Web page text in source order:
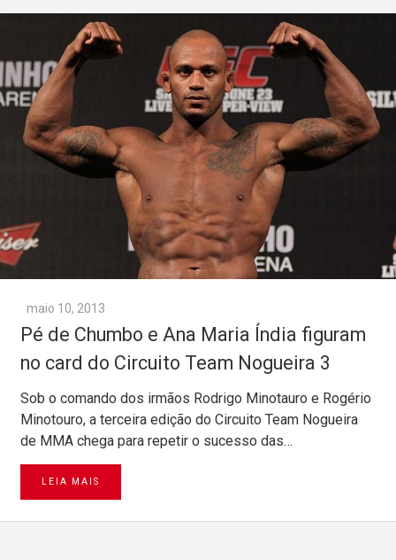
maio 10, 2013
Pé de Chumbo e Ana Maria Índia figuram
no card do Circuito Team Nogueira 3
Sob o comando dos irmãos Rodrigo Minotauro e Rogério
Minotouro, a terceira edição do Circuito Team Nogueira
de MMA chega para repetir o sucesso das…
LEIA MAIS